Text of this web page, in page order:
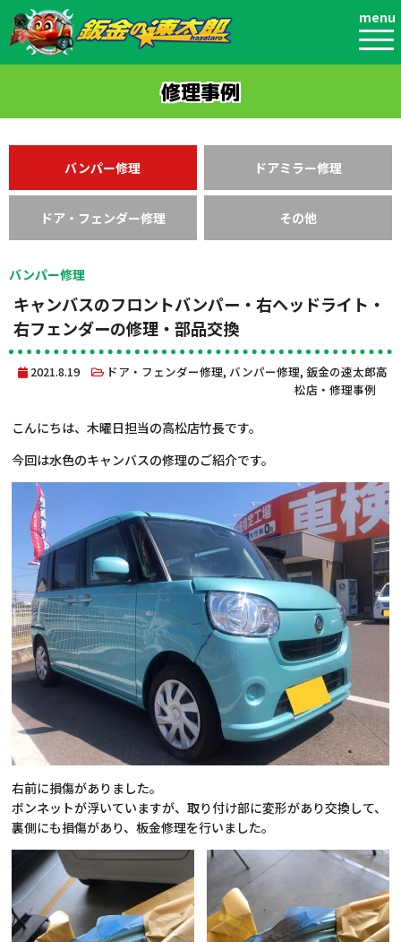
menu
修理事例
バンパー修理 ドアミラー修理
ドア・フェンダー修理 その他
バンパー修理
キャンバスのフロントバンパー・右ヘッドライト・
右フェンダーの修理・部品交換
2021.8.19 ドア・フェンダー修理, バンパー修理,鈑金の速太郎高
松店・修理事例
こんにちは、木曜日担当の高松店竹長です。
今回は水色のキャンバスの修理のご紹介です。
右前に損傷がありました。
ボンネットが浮いていますが、取り付け部に変形があり交換して、
裏側にも損傷があり、板金修理を行いました。